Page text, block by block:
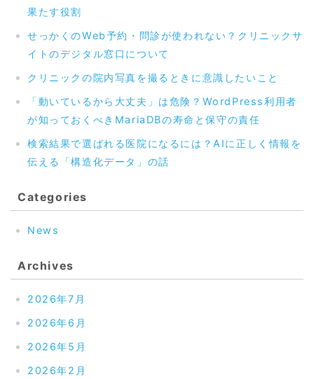
果たす役割
せっかくのWeb予約・問診が使われない？クリニックサ
イトのデジタル窓口について
クリニックの院内写真を撮るときに意識したいこと
「動いているから大丈夫」は危険？WordPress利用者
が知っておくべきMariaDBの寿命と保守の責任
検索結果で選ばれる医院になるには？AIに正しく情報を
伝える「構造化データ」の話
Categories
News
Archives
2026年7月
2026年6月
2026年5月
2026年2月